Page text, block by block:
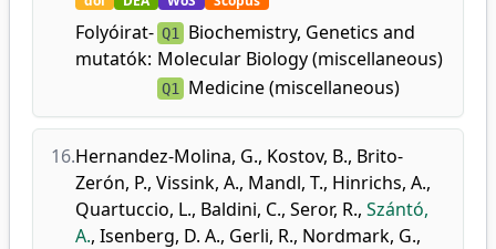
Folyóirat-
mutatók:
Q1 Biochemistry, Genetics and
Molecular Biology (miscellaneous)
Q1 Medicine (miscellaneous)
16.Hernandez-Molina, G., Kostov, B., Brito-
Zerón, P., Vissink, A., Mandl, T., Hinrichs, A.,
Quartuccio, L., Baldini, C., Seror, R., Szántó,
A., Isenberg, D. A., Gerli, R., Nordmark, G.,